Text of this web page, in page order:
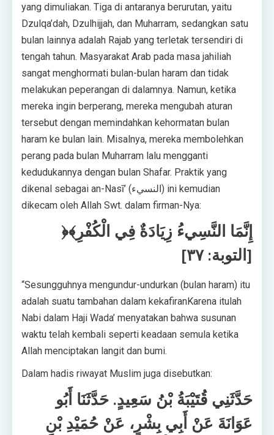
yang dimuliakan. Tiga di antaranya berurutan, yaitu
Dzulqa’dah, Dzulhijjah, dan Muharram, sedangkan satu
bulan lainnya adalah Rajab yang terletak tersendiri di
tengah tahun. Masyarakat Arab pada masa jahiliah
sangat menghormati bulan-bulan haram dan tidak
melakukan peperangan di dalamnya. Namun, ketika
mereka ingin berperang, mereka mengubah aturan
tersebut dengan memindahkan kehormatan bulan
haram ke bulan lain. Misalnya, mereka membolehkan
perang pada bulan Muharram lalu mengganti
kedudukannya dengan bulan Shafar. Praktik yang
dikenal sebagai an-Nasī’ (النسيء) ini kemudian
dikecam oleh Allah Swt. dalam firman-Nya:
﴿إِنَّمَا النَّسِيءُ زِيَادَةٌ فِي الْكُفْرِ﴾
[التوبة: ٣٧]
“Sesungguhnya mengundur-undurkan (bulan haram) itu
adalah suatu tambahan dalam kekafiranKarena itulah
Nabi dalam Haji Wada’ menyatakan bahwa susunan
waktu telah kembali seperti keadaan semula ketika
Allah menciptakan langit dan bumi.
Dalam hadis riwayat Muslim juga disebutkan:
حَدَّثَنِي قُتَيْبَةُ بْنُ سَعِيدٍ. حَدَّثَنَا أَبُو
عَوَانَةَ عَنْ أَبِي بِشْرٍ، عَنْ حُمَيْدِ بْنِ